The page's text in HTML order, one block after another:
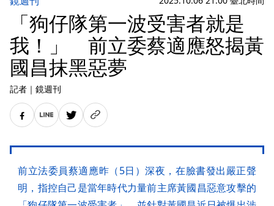
「狗仔隊第一波受害者就是
我！」 前立委蔡適應怒揭黃
國昌抹黑惡夢
記者 ｜ 鏡週刊
前立法委員蔡適應昨（5日）深夜，在臉書發出嚴正聲
明，指控自己是當年時代力量前主席黃國昌惡意攻擊的